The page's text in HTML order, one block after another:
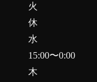
火
休
水
15:00〜0:00
木